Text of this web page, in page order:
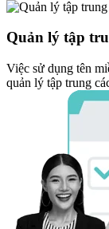
Quản lý tập
Việc sử dụng tên
quản lý tập trung